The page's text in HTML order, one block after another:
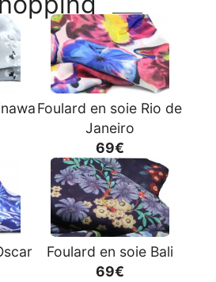
Foulard en soie Rio de
Janeiro
69€
Foulard en soie Bali
69€